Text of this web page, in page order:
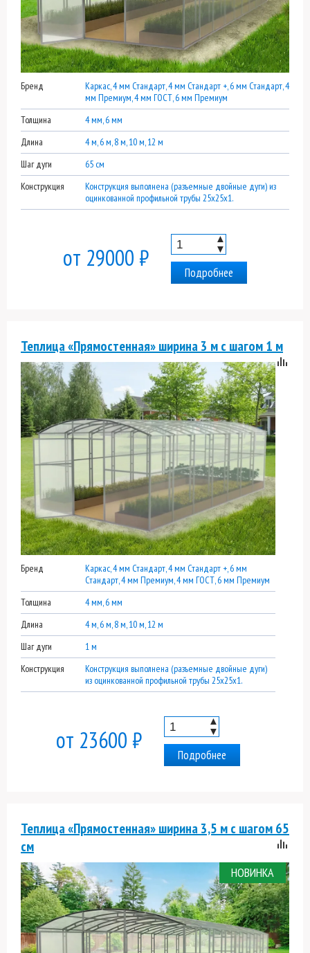
Бренд
Каркас, 4 мм Стандарт, 4 мм Стандарт +, 6 мм Стандарт, 4
мм Премиум, 4 мм ГОСТ, 6 мм Премиум
Толщина
4 мм, 6 мм
Длина
4 м, 6 м, 8 м, 10 м, 12 м
Шаг дуги
65 см
Конструкция
Конструкция выполнена (разъемные двойные дуги) из
оцинкованной профильной трубы 25х25х1.
от 29000 ₽
▲
▼
Подробнее
Теплица «Прямостенная» ширина 3 м с шагом 1 м
Бренд
Каркас, 4 мм Стандарт, 4 мм Стандарт +, 6 мм
Стандарт, 4 мм Премиум, 4 мм ГОСТ, 6 мм Премиум
Толщина
4 мм, 6 мм
Длина
4 м, 6 м, 8 м, 10 м, 12 м
Шаг дуги
1 м
Конструкция
Конструкция выполнена (разъемные двойные дуги)
из оцинкованной профильной трубы 25х25х1.
от 23600 ₽
▲
▼
Подробнее
Теплица «Прямостенная» ширина 3,5 м с шагом 65
см
НОВИНКА